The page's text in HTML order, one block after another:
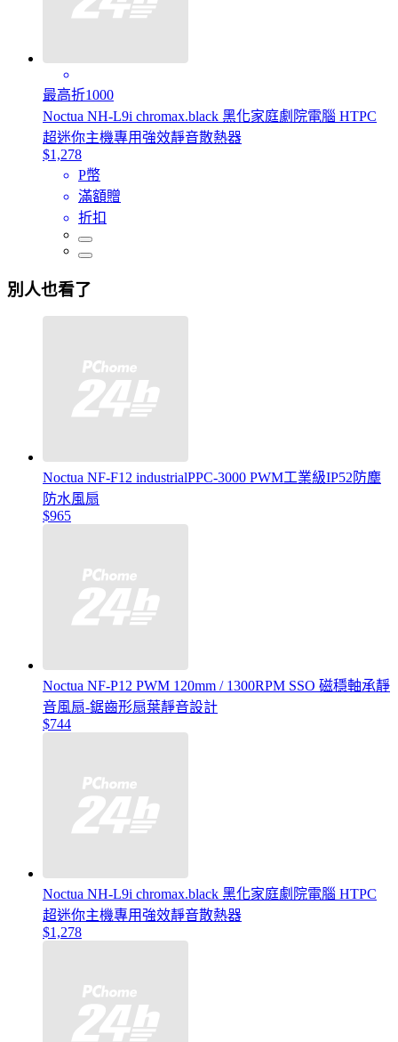
最高折1000
Noctua NH-L9i chromax.black 黑化家庭劇院電腦 HTPC
超迷你主機專用強效靜音散熱器
$1,278
P幣
滿額贈
折扣
別人也看了
Noctua NF-F12 industrialPPC-3000 PWM工業級IP52防塵
防水風扇
$965
Noctua NF-P12 PWM 120mm / 1300RPM SSO 磁穩軸承靜
音風扇-鋸齒形扇葉靜音設計
$744
Noctua NH-L9i chromax.black 黑化家庭劇院電腦 HTPC
超迷你主機專用強效靜音散熱器
$1,278